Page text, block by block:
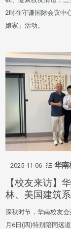
2时在守谦国际会议中
娘家」活动。
2025-11-06 华南
【校友来访】
林、美国建筑
深秋时节，华南校友
月6日(四)特别陪同远